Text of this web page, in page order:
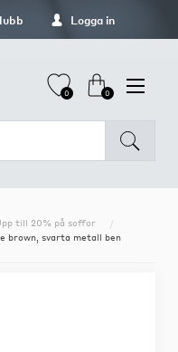
Logga in
0 0
till 20% på soffor
brown, svarta metall ben